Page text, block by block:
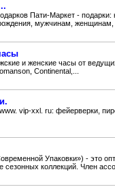
Пати-Маркет -
мужчинам,
и женские часы от
Continental,...
vip-xxl. ru: фейерверки,
Упаковки») - это
сезонных коллекций. Член